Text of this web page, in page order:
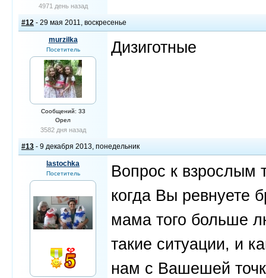
4971 день назад
#12 - 29 мая 2011, воскресенье
murzilka
Посетитель
Сообщений: 33
Орел
3582 дня назад
Дизиготные
#13 - 9 декабря 2013, понедельник
lastochka
Посетитель
Вопрос к взрослым
когда Вы ревнуете
мама того больше
такие ситуации, и
нам с Вашешей